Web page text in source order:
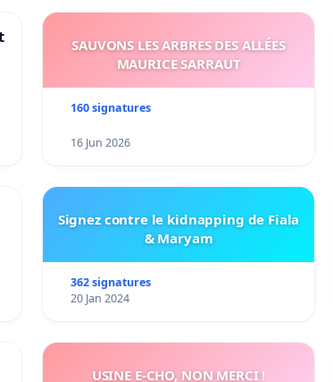
SAUVONS LES ARBRES DES ALLÉES
MAURICE SARRAUT
160 signatures
16 Jun 2026
Signez contre le kidnapping de Fiala
& Maryam
362 signatures
20 Jan 2024
USINE E-CHO, NON MERCI !